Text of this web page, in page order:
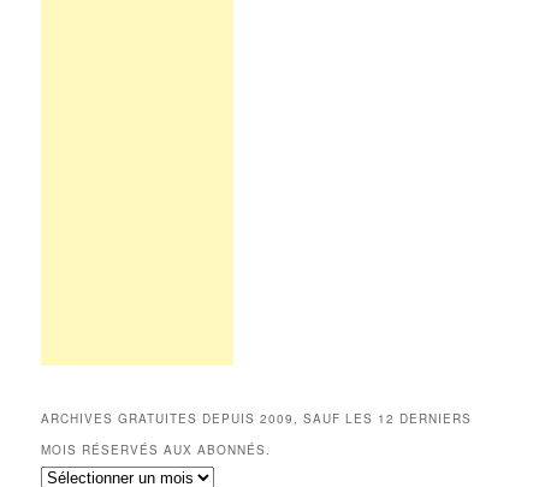
ARCHIVES GRATUITES DEPUIS 2009, SAUF LES 12 DERNIERS
MOIS RÉSERVÉS AUX ABONNÉS.
Archives